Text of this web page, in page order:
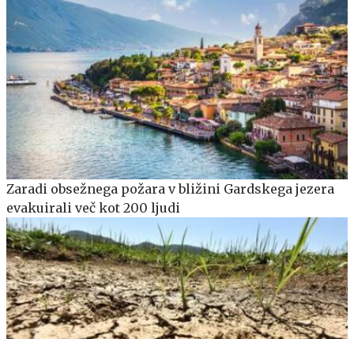
Zaradi obsežnega požara v bližini Gardskega jezera
evakuirali več kot 200 ljudi